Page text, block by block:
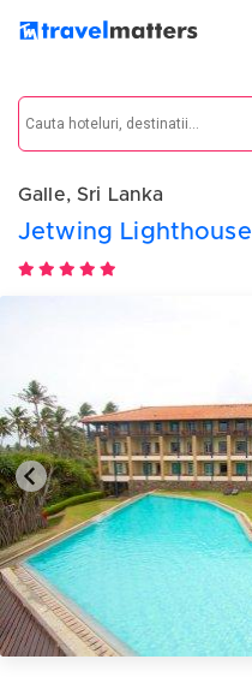
Galle, Sri Lanka
Jetwing Lighthouse